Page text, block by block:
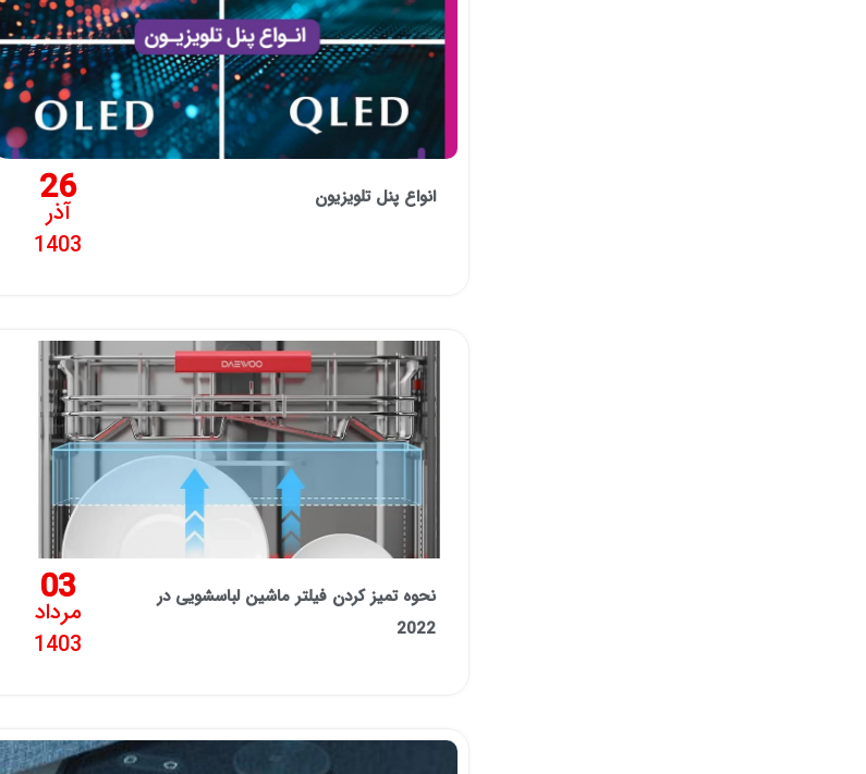
انواع پنل تلویزیون 26
آذر
1403
نحوه تمیز کردن فیلتر ماشین لباسشویی در
2022
03
مرداد
1403